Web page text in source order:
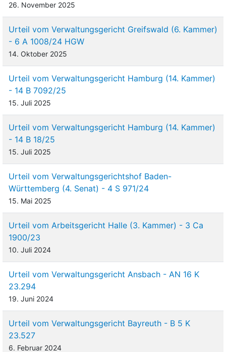
26. November 2025
Urteil vom Verwaltungsgericht Greifswald (6. Kammer)
- 6 A 1008/24 HGW
14. Oktober 2025
Urteil vom Verwaltungsgericht Hamburg (14. Kammer)
- 14 B 7092/25
15. Juli 2025
Urteil vom Verwaltungsgericht Hamburg (14. Kammer)
- 14 B 18/25
15. Juli 2025
Urteil vom Verwaltungsgerichtshof Baden-
Württemberg (4. Senat) - 4 S 971/24
15. Mai 2025
Urteil vom Arbeitsgericht Halle (3. Kammer) - 3 Ca
1900/23
10. Juli 2024
Urteil vom Verwaltungsgericht Ansbach - AN 16 K
23.294
19. Juni 2024
Urteil vom Verwaltungsgericht Bayreuth - B 5 K
23.527
6. Februar 2024